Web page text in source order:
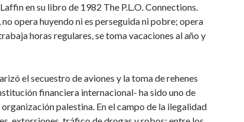
en su libro de 1982 The P.L.O. Connections.
opera huyendo ni es perseguida ni pobre; opera
horas regulares, se toma vacaciones al año y
el secuestro de aviones y la toma de rehenes
financiera internacional- ha sido uno de
palestina. En el campo de la ilegalidad